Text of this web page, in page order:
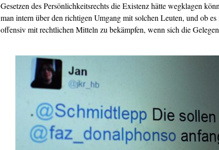
Gesetzen des Persönlichkeitsrechts die Existenz hätte wegklagen
man intern über den richtigen Umgang mit solchen Leuten, und ob es
offensiv mit rechtlichen Mitteln zu bekämpfen, wenn sich die